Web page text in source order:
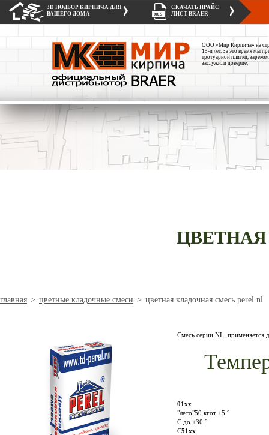
3D ПОДБОР КИРПИЧА ДЛЯ
ВАШЕГО ДОМА
СКАЧАТЬ ПРАЙС
ЛИСТ BRAER
ООО «Мир Кирпича» на
15-и лет. За это время мы
тротуарной плитки,
заслужили доверие.
ЦВЕТНАЯ
главная > цветные кладочные смеси > цветная кладочная смесь perel nl
Смесь серии NL, применяется
01xx
"лето"50 кгот +5 °
С до +30 °
С51xx